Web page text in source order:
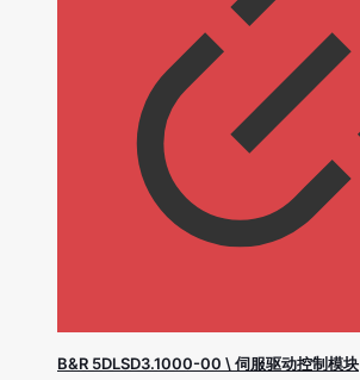
B&R 5DLSD3.1000-00 \ 伺服驱动控制模块